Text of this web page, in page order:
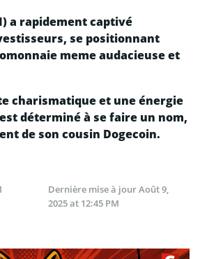
a rapidement captivé
se positionnant
meme audacieuse et
charismatique et une énergie
déterminé à se faire un nom,
de son cousin Dogecoin.
Dernière mise à jourAoût 9,
2025 at 12:45 PM